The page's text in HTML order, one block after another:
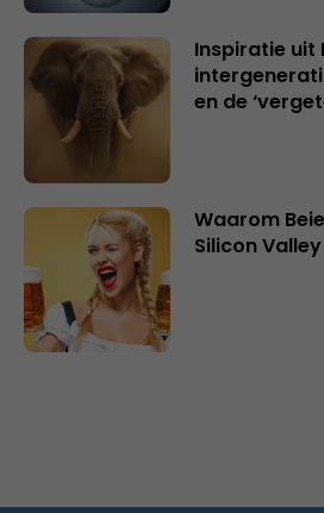
Inspiratie uit
en de
Waarom
Silicon Valley